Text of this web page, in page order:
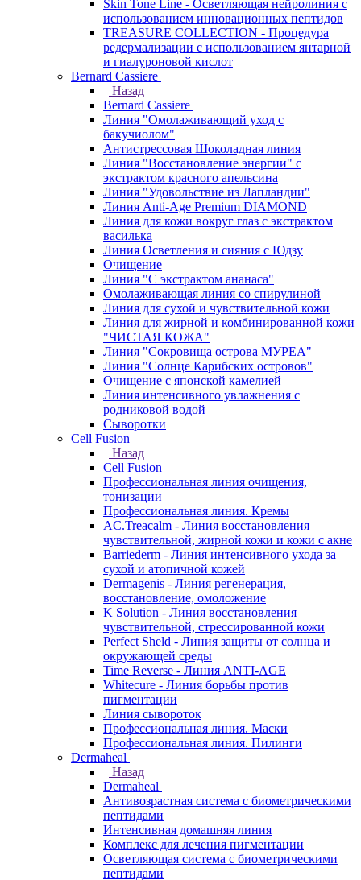
Skin Tone Line - Осветляющая нейролиния с
использованием инновационных пептидов
TREASURE COLLECTION - Процедура
редермализации с использованием янтарной
и гиалуроновой кислот
Bernard Cassiere
Назад
Bernard Cassiere
Линия "Омолаживающий уход с
бакучиолом"
Антистрессовая Шоколадная линия
Линия "Восстановление энергии" с
экстрактом красного апельсина
Линия "Удовольствие из Лапландии"
Линия Anti-Age Premium DIAMOND
Линия для кожи вокруг глаз с экстрактом
василька
Линия Осветления и сияния с Юдзу
Очищение
Линия "С экстрактом ананаса"
Омолаживающая линия со спирулиной
Линия для сухой и чувствительной кожи
Линия для жирной и комбинированной кожи
"ЧИСТАЯ КОЖА"
Линия "Сокровища острова МУРЕА"
Линия "Солнце Карибских островов"
Очищение с японской камелией
Линия интенсивного увлажнения с
родниковой водой
Сыворотки
Cell Fusion
Назад
Cell Fusion
Профессиональная линия очищения,
тонизации
Профессиональная линия. Кремы
AC.Treacalm - Линия восстановления
чувствительной, жирной кожи и кожи с акне
Barriederm - Линия интенсивного ухода за
сухой и атопичной кожей
Dermagenis - Линия регенерация,
восстановление, омоложение
K Solution - Линия восстановления
чувствительной, стрессированной кожи
Perfect Sheld - Линия защиты от солнца и
окружающей среды
Time Reverse - Линия ANTI-AGE
Whitecure - Линия борьбы против
пигментации
Линия сывороток
Профессиональная линия. Маски
Профессиональная линия. Пилинги
Dermaheal
Назад
Dermaheal
Антивозрастная система с биометрическими
пептидами
Интенсивная домашняя линия
Комплекс для лечения пигментации
Осветляющая система с биометрическими
пептидами